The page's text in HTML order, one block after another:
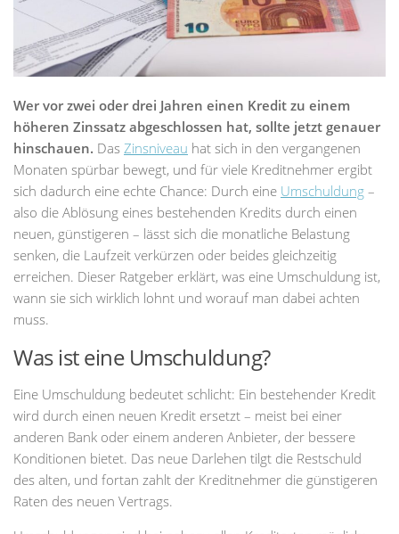
Wer vor zwei oder drei Jahren einen Kredit zu einem
höheren Zinssatz abgeschlossen hat, sollte jetzt genauer
hinschauen. Das Zinsniveau hat sich in den vergangenen
Monaten spürbar bewegt, und für viele Kreditnehmer ergibt
sich dadurch eine echte Chance: Durch eine Umschuldung –
also die Ablösung eines bestehenden Kredits durch einen
neuen, günstigeren – lässt sich die monatliche Belastung
senken, die Laufzeit verkürzen oder beides gleichzeitig
erreichen. Dieser Ratgeber erklärt, was eine Umschuldung ist,
wann sie sich wirklich lohnt und worauf man dabei achten
muss.
Was ist eine Umschuldung?
Eine Umschuldung bedeutet schlicht: Ein bestehender Kredit
wird durch einen neuen Kredit ersetzt – meist bei einer
anderen Bank oder einem anderen Anbieter, der bessere
Konditionen bietet. Das neue Darlehen tilgt die Restschuld
des alten, und fortan zahlt der Kreditnehmer die günstigeren
Raten des neuen Vertrags.